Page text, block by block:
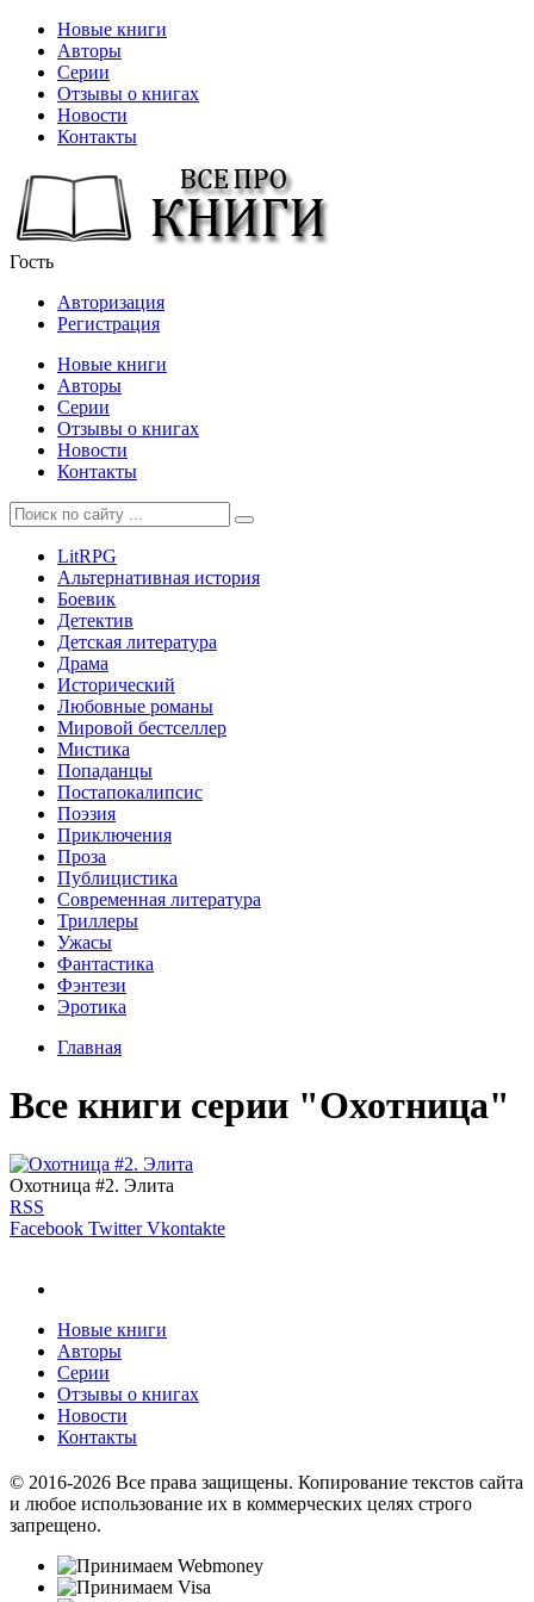
Новые книги
Авторы
Серии
Отзывы о книгах
Новости
Контакты
Гость
Авторизация
Регистрация
Новые книги
Авторы
Серии
Отзывы о книгах
Новости
Контакты
LitRPG
Альтернативная история
Боевик
Детектив
Детская литература
Драма
Исторический
Любовные романы
Мировой бестселлер
Мистика
Попаданцы
Постапокалипсис
Поэзия
Приключения
Проза
Публицистика
Современная литература
Триллеры
Ужасы
Фантастика
Фэнтези
Эротика
Главная
Все книги серии "Охотница"
Охотница #2. Элита
RSS
Facebook Twitter Vkontakte
Новые книги
Авторы
Серии
Отзывы о книгах
Новости
Контакты
© 2016-2026 Все права защищены. Копирование текстов сайта
и любое использование их в коммерческих целях строго
запрещено.